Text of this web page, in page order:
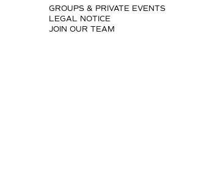
GROUPS & PRIVATE EVENTS
LEGAL NOTICE
JOIN OUR TEAM